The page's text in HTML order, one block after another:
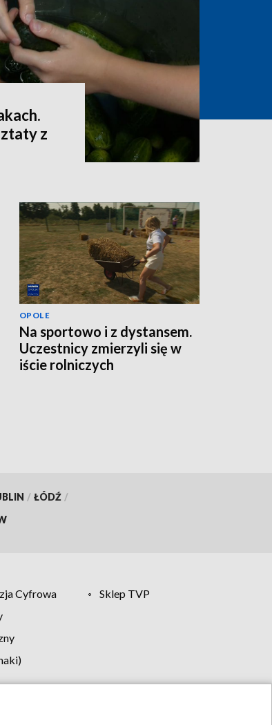
z
OPOLE
Na sportowo i z dystansem.
Uczestnicy zmierzyli się w
iście rolniczych
/ ŁÓDŹ /
Cyfrowa
Sklep TVP